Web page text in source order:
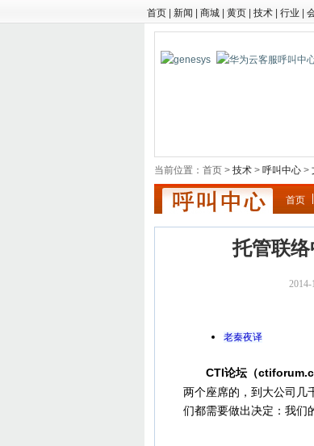
首页 新闻 商城 黄页 技术 行业
当前位置：首页 > 技术 > 呼叫中心 >
首页
托管联
老秦夜译
CTI论坛（
两个座席的，到大公司几
们都需要做出决定：我们